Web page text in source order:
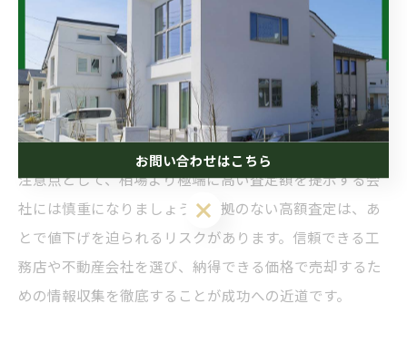
さらに、複数の不動産会社に査定を依頼し、提示された
査定額の理由や根拠を比較することが大切です。
また、売却に必要な書類（登記簿謄本、固定資産税納税
通知書、間取り図など）を事前に準備しておくことで、
査定や売却手続きがスムーズに進みます。
注意点として、相場より極端に高い査定額を提示する会
社には慎重になりましょう。根拠のない高額査定は、あ
とで値下げを迫られるリスクがあります。信頼できる工
務店や不動産会社を選び、納得できる価格で売却するた
めの情報収集を徹底することが成功への近道です。
お問い合わせはこちら